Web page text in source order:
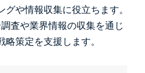
や情報収集に役立ちます。
査や業界情報の収集を通じ
策定を支援します。